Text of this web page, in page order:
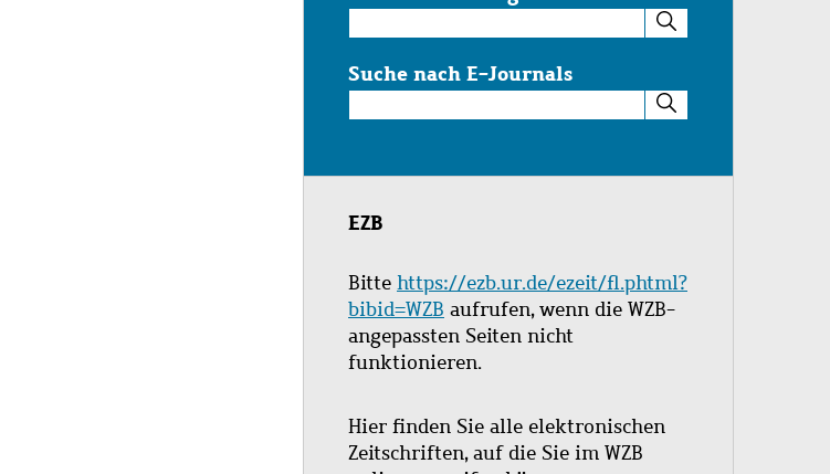
im
Katalog
Suche nach E-Journals
nach
Journals
EZB
Bitte https://ezb.ur.de/ezeit/fl.phtml?
bibid=WZB aufrufen, wenn die WZB-
angepassten Seiten nicht
funktionieren.
Hier finden Sie alle elektronischen
Zeitschriften, auf die Sie im WZB